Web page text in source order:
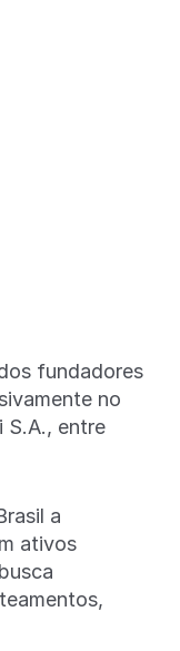
fundadores
no
S.A., entre
a
ativos